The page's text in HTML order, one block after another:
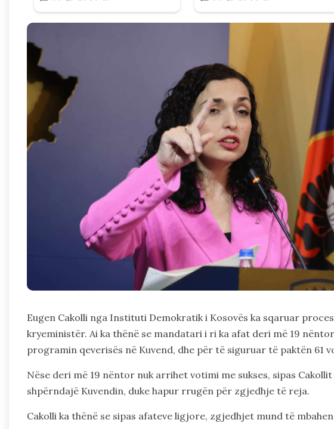
Eugen Cakolli nga Instituti Demokratik i Kosovës ka sqaruar
kryeministër. Ai ka thënë se mandatari i ri ka afat deri më 19
programin qeverisës në Kuvend, dhe për të siguruar të paktën 61
Nëse deri më 19 nëntor nuk arrihet votimi me sukses, sipas
shpërndajë Kuvendin, duke hapur rrugën për zgjedhje të reja.
Cakolli ka thënë se sipas afateve ligjore, zgjedhjet mund të